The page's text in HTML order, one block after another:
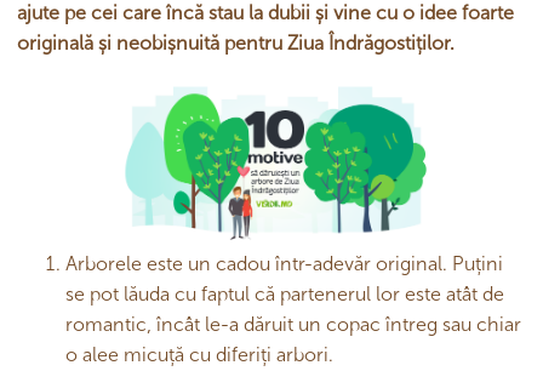
ajute pe cei care încă stau la dubii și vine cu o idee foarte
originală și neobișnuită pentru Ziua Îndrăgostiților.
Arborele este un cadou într-adevăr original. Puțini
se pot lăuda cu faptul că partenerul lor este atât de
romantic, încât le-a dăruit un copac întreg sau chiar
o alee micuță cu diferiți arbori.